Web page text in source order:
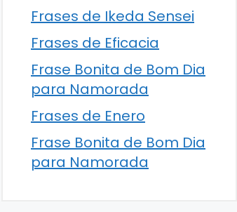
Frases de Ikeda Sensei
Frases de Eficacia
Frase Bonita de Bom Dia
para Namorada
Frases de Enero
Frase Bonita de Bom Dia
para Namorada